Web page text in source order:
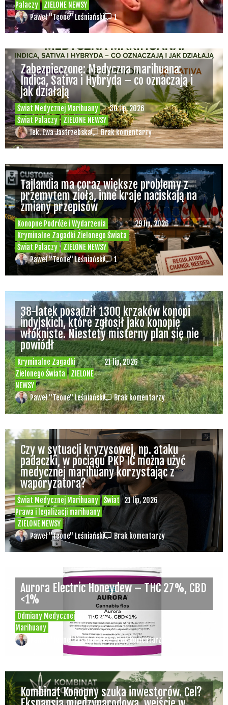
Palaczy
ZIELONE NEWSY
Paweł "Teone" Leśniański 1
Świat Medycznej Marihuany
Świat Palaczy
ZIELONE NEWSY
30 lip, 2026
Zabezpieczone: Medyczna marihuana:
Indica, Sativa i Hybryda – co oznaczają i
jak działają
lek. Ewa Jastrzebska Brak komentarzy
Konopne Podróże i Wydarzenia
Kryminalne Zagadki Zielonego Świata
Świat Palaczy
ZIELONE NEWSY
29 lip, 2026
Tajlandia ma coraz większe problemy z
przemytem zioła, inne kraje naciskają na
zmiany przepisów
Paweł "Teone" Leśniański 1
Kryminalne Zagadki
Zielonego Świata
ZIELONE
NEWSY
21 lip, 2026
38-latek posadził 1300 krzaków konopi
indyjskich, które zgłosił jako konopie
włókniste. Niestety misterny plan się nie
powiódł
Paweł "Teone" Leśniański Brak komentarzy
Świat Medycznej Marihuany
Świat
Prawa i legalizacji marihuany
ZIELONE NEWSY
21 lip, 2026
Czy w sytuacji kryzysowej, np. ataku
padaczki, w pociągu PKP IC można użyć
medycznej marihuany korzystając z
waporyzatora?
Paweł "Teone" Leśniański Brak komentarzy
Odmiany Medycznej
Marihuany
20 lip, 2026
Aurora Electric Honeydew – THC 27%, CBD
<1%
Paweł "Teone" Leśniański Brak komentarzy
Kombinat Konopny szuka inwestorów. Cel?